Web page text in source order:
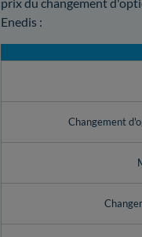
prix du changement
Enedis :
Changement